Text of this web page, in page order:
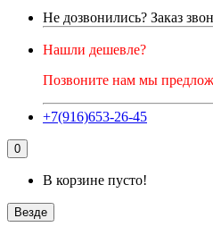
Не дозвонились? Заказ
Нашли дешевле?
Позвоните нам мы
+7(916)653-26-45
0
В корзине пусто!
Везде